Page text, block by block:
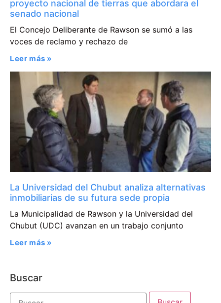
proyecto nacional de tierras que abordara el
senado nacional
El Concejo Deliberante de Rawson se sumó a las
voces de reclamo y rechazo de
Leer más »
La Universidad del Chubut analiza alternativas
inmobiliarias de su futura sede propia
La Municipalidad de Rawson y la Universidad del
Chubut (UDC) avanzan en un trabajo conjunto
Leer más »
Buscar